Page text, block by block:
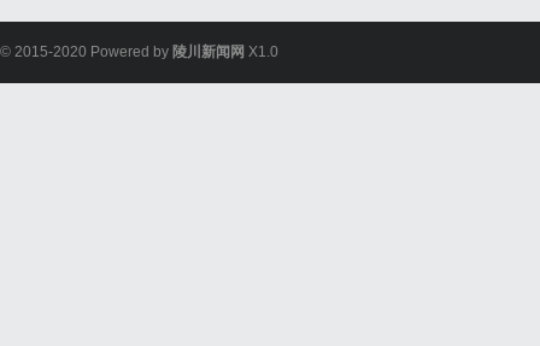
© 2015-2020 Powered by 陵川新闻网 X1.0